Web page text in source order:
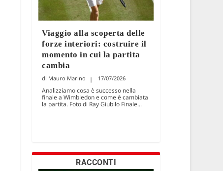
Viaggio alla scoperta delle
forze interiori: costruire il
momento in cui la partita
cambia
Mauro Marino 17/07/2026
Analizziamo cosa è successo nella
finale a Wimbledon e come è cambiata
la partita. Foto di Ray Giubilo Finale...
RACCONTI